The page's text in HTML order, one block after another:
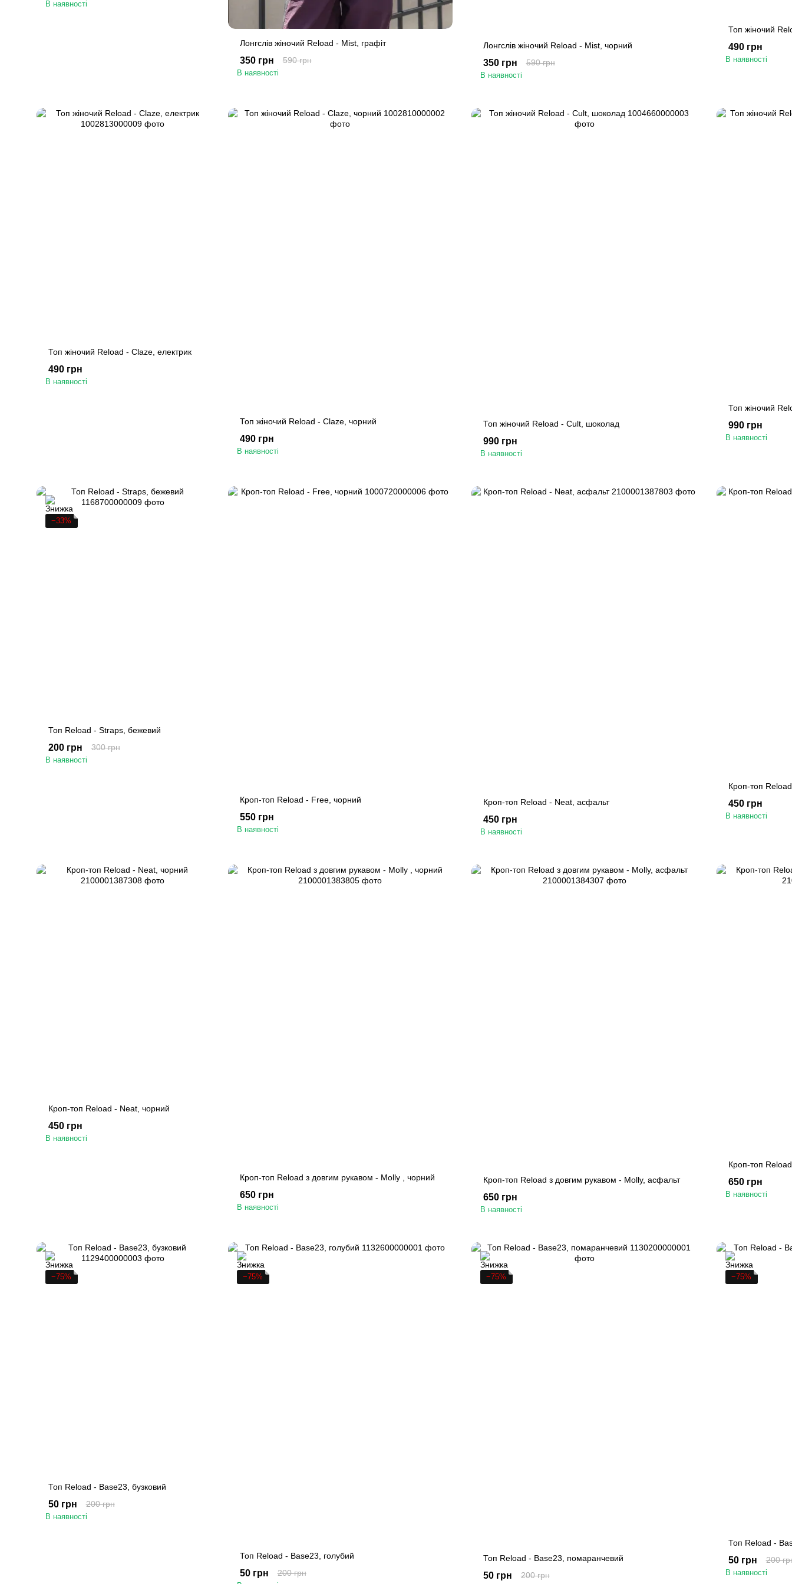
В наявності
Лонгслів жіночий Reload - Mist, графіт
590 грн
350 грн
В наявності
Лонгслів жіночий Reload - Mist, чорний
590 грн
350 грн
В наявності
Топ жіночий
490 грн
В наявності
Топ жіночий Reload - Claze, електрик
490 грн
В наявності
Топ жіночий Reload - Claze, чорний
490 грн
В наявності
Топ жіночий Reload - Cult, шоколад
990 грн
В наявності
Топ жіночий
990 грн
В наявності
−33%
Топ Reload - Straps, бежевий
300 грн
200 грн
В наявності
Кроп-топ Reload - Free, чорний
550 грн
В наявності
Кроп-топ Reload - Neat, асфальт
450 грн
В наявності
Кроп-топ
450 грн
В наявності
Кроп-топ Reload - Neat, чорний
450 грн
В наявності
Кроп-топ Reload з довгим рукавом - Molly , чорний
650 грн
В наявності
Кроп-топ Reload з довгим рукавом - Molly, асфальт
650 грн
В наявності
Кроп-топ
650 грн
В наявності
−75%
Топ Reload - Base23, бузковий
200 грн
50 грн
В наявності
−75%
Топ Reload - Base23, голубий
200 грн
50 грн
−75%
Топ Reload - Base23, помаранчевий
200 грн
50 грн
−75%
Топ Reload -
200
50 грн
В наявності